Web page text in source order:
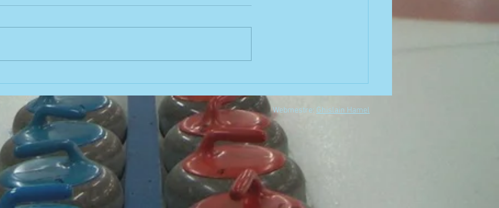
Encore une fois, notre équipe
en pièce jointe.
Voir le document en pièce jointe.
Webmestre: Ghislain Hamel